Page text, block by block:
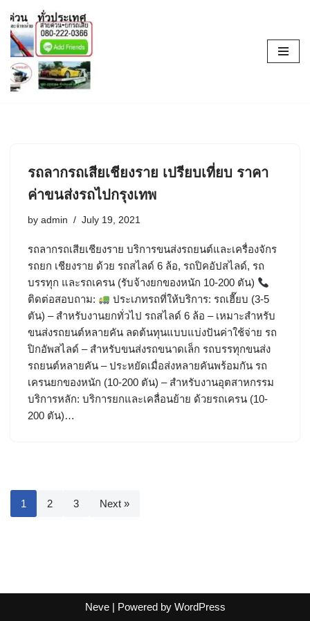
Skip
to
content
รถลากรถเสียเชียงราย เปรียบเที่ยบ ราคา
ค่าขนส่งรถไปกรุงเทพ
by admin July 19, 2021
รถลากรถเสียเชียงราย บริการขนส่งรถยนต์และเครื่องจักร
รถยก เชียงราย ด้วย รถสไลด์ 6 ล้อ, รถปิคอัปสไลด์, รถ
บรรทุก และรถเครน (รับจ้างยกของหนัก 10-200 ตัน)
ติดต่อสอบถาม:
ประเภทรถที่ให้บริการ: รถเฮี๊ยบ (3-5
ตัน) – สำหรับงานยกทั่วไป รถสไลด์ 6 ล้อ – เหมาะสำหรับ
ขนส่งรถยนต์หลายคัน ลดต้นทุนแบบแบ่งปันค่าใช้จ่าย รถ
ปิกอัพสไลด์ – สำหรับขนส่งรถขนาดเล็ก รถบรรทุกขนส่ง
รถยนต์หลายคัน – ประหยัดเมื่อส่งหลายคันพร้อมกัน รถ
เครนยกของหนัก (10-200 ตัน) – สำหรับงานอุตสาหกรรม
บริการหลัก: บริการยกและเคลื่อนย้าย ด้วยรถเครน (10-
200 ตัน)…
1 2 3 Next »
Neve| Powered by WordPress